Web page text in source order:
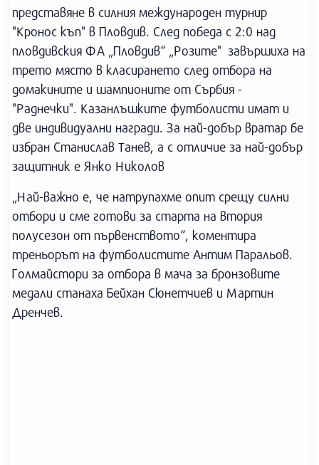
представяне в силния международен турнир
"Кронос къп" в Пловдив. След победа с 2:0 над
пловдивския ФА „Пловдив“ „Розите" завършиха на
трето място в класирането след отбора на
домакините и шампионите от Сърбия -
"Раднечки". Казанлъшките футболисти имат и
две индивидуални награди. За най-добър вратар бе
избран Станислав Танев, а с отличие за най-добър
защитник е Янко Николов
„Най-важно е, че натрупахме опит срещу силни
отбори и сме готови за старта на втория
полусезон от първенството“, коментира
треньорът на футболистите Антим Паральов.
Голмайстори за отбора в мача за бронзовите
медали станаха Бейхан Сюнетчиев и Мартин
Дренчев.